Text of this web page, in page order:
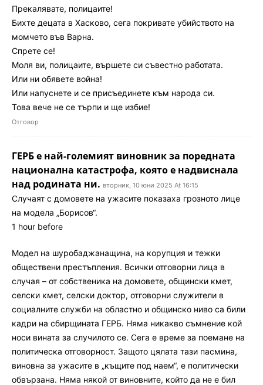
Прекалявате, полицаите!
Бихте децата в Хасково, сега покривате убийството на
момчето във Варна.
Спрете се!
Моля ви, полицаите, вършете си съвестно работата.
Или ни обявете война!
Или напуснете и се присъединете към народа си.
Това вече не се търпи и ще избие!
Отговор
ГЕРБ е най-големият виновник за поредната
национална катастрофа, която е надвиснала
над родината ни. вторник, 10 юни 2025 At 16:15
Случаят с домовете на ужасите показаха грозното лице
на модела „Борисов“.
1 hour before
Модел на шуробаджанащина, на корупция и тежки
обществени престъпления. Всички отговорни лица в
случая – от собственика на домовете, общински кмет,
селски кмет, селски доктор, отговорни служители в
социалните служби на областно и общинско ниво са били
кадри на сбирщината ГЕРБ. Няма никакво съмнение кой
носи вината за случилото се. Сега е време за поемане на
политическа отговорност. Защото цялата тази пасмина,
виновна за ужасите в „къщите под наем“, е политически
обвързана. Няма някой от виновните, който да не е бил